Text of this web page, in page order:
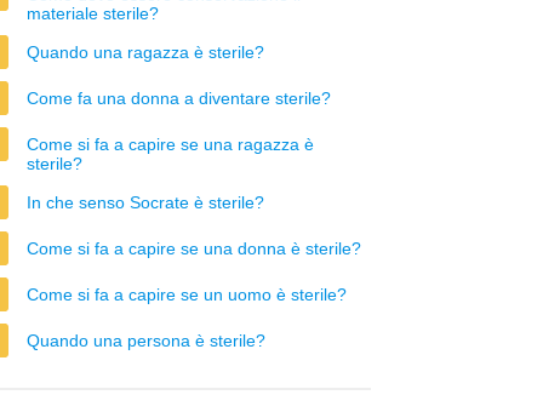
materiale sterile?
Quando una ragazza è sterile?
Come fa una donna a diventare sterile?
Come si fa a capire se una ragazza è
sterile?
In che senso Socrate è sterile?
Come si fa a capire se una donna è sterile?
Come si fa a capire se un uomo è sterile?
Quando una persona è sterile?